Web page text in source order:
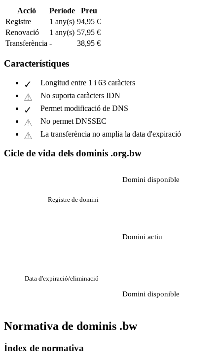
Acció Període
Preu
Registre
1 any(s) 94,95 €
Renovació
1 any(s) 57,95 €
Transferència - 38,95 €
Característiques
Longitud entre 1 i 63 caràcters
No suporta caràcters IDN
Permet modificació de DNS
No permet DNSSEC
La transferència no amplia la data d'expiració
Cicle de vida dels dominis .org.bw
Domini disponible
Registre de domini
Domini actiu
Data d'expiració/eliminació
Domini disponible
Normativa de dominis .bw
Índex de normativa